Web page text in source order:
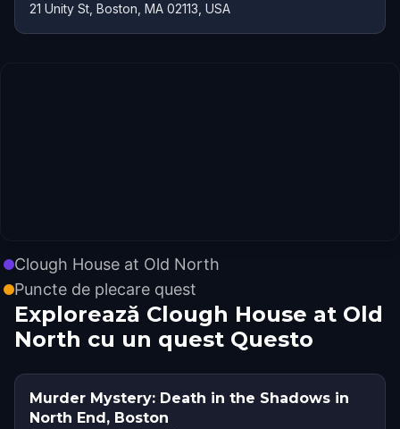
21 Unity St, Boston, MA 02113, USA
Clough House at Old North
Puncte de plecare quest
Explorează Clough House at Old
North cu un quest Questo
Murder Mystery: Death in the Shadows in
North End, Boston